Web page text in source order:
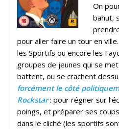
On
bahut,
pour aller faire un tour en
les Sportifs ou encore les
groupes de jeunes qui se
battent, ou se crachent
forcément le côté
Rockstar: pour régner sur
poings, et préparer ses
dans le cliché (les sportifs